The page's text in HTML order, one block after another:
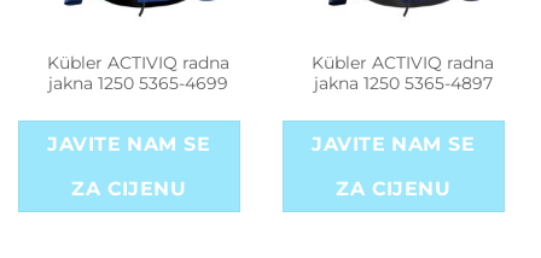
Kübler ACTIVIQ radna
jakna 1250 5365-4699
JAVITE NAM SE
ZA CIJENU
Kübler ACTIVIQ radna
jakna 1250 5365-4897
JAVITE NAM SE
ZA CIJENU